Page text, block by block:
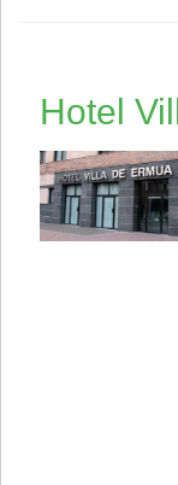
Hotel